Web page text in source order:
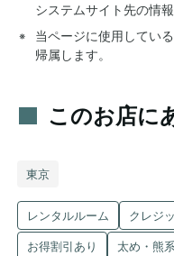
システムサイト先の情
当ページに使用してい
帰属します。
このお店に
東京
レンタルルーム クレジ
お得割引あり 太め・熊